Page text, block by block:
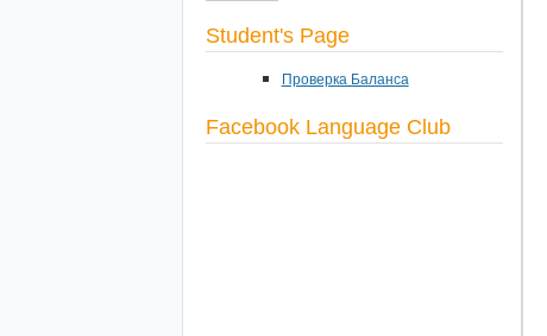
Student's Page
Проверка Баланса
Facebook Language Club